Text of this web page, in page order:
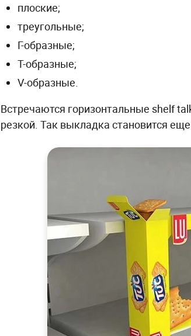
плоские;
треугольные;
Г-образные;
Т-образные;
V-образные.
Встречаются горизонтальные shelf
резкой. Так выкладка становится